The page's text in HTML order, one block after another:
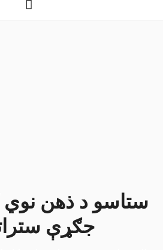
ستاسو د ذهن نوي
جګړې